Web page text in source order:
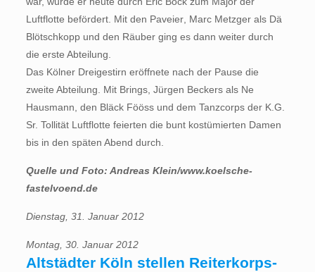
Luftflotte befördert. Mit den Paveier, Marc Metzger als Dä
Blötschkopp und den Räuber ging es dann weiter durch
die erste Abteilung.
Das Kölner Dreigestirn eröffnete nach der Pause die
zweite Abteilung. Mit Brings, Jürgen Beckers als Ne
Hausmann, den Bläck Fööss und dem Tanzcorps der K.G.
Sr. Tollität Luftflotte feierten die bunt kostümierten Damen
bis in den späten Abend durch.
Quelle und Foto: Andreas Klein/www.koelsche-
fastelvoend.de
Dienstag, 31. Januar 2012
Montag, 30. Januar 2012
Altstädter Köln stellen Reiterkorps-